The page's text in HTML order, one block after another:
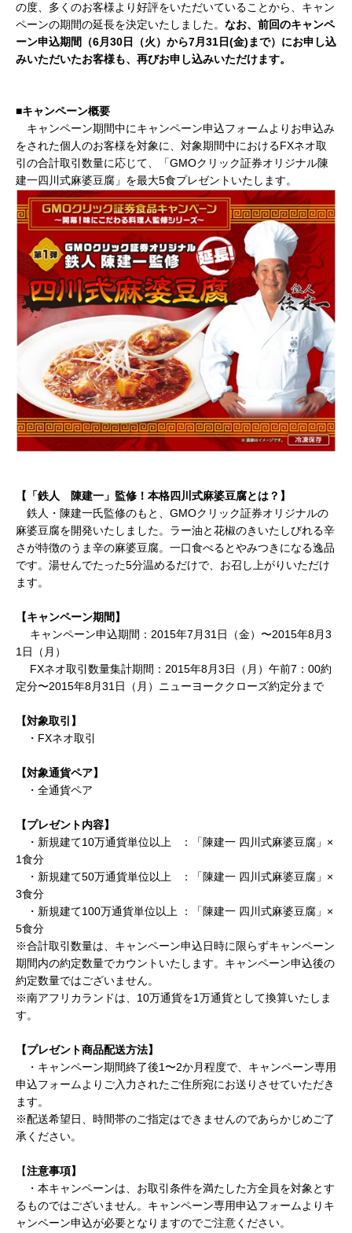
の度、多くのお客様より好評をいただいていることから、キャン
ペーンの期間の延長を決定いたしました。 なお、前回のキャンペ
ーン申込期間（6月30日（火）から7月31日(金)まで）にお申し込
みいただいたお客様も、再びお申し込みいただけます。
■キャンペーン概要
キャンペーン期間中にキャンペーン申込フォームよりお申込み
をされた個人のお客様を対象に、対象期間中におけるFXネオ取
引の合計取引数量に応じて、「GMOクリック証券オリジナル陳
建一四川式麻婆豆腐」を最大5食プレゼントいたします。
【「鉄人 陳建一」監修！本格四川式麻婆豆腐とは？】
鉄人・陳建一氏監修のもと、 GMOクリック証券オリジナルの
麻婆豆腐を開発いたしました。ラー油と花椒のきいたしびれる辛
さが特徴のうま辛の麻婆豆腐。一口食べるとやみつきになる逸品
です。湯せんでたった5分温めるだけで、お召し上がりいただけ
ます。
【キャンペーン期間】
キャンペーン申込期間： 2015年7月31日（金）〜2015年8月3
1日（月）
FXネオ取引数量集計期間： 2015年8月3日（月）午前7：00約
定分〜2015年8月31日（月）ニューヨーククローズ約定分まで
【対象取引】
・ FXネオ取引
【対象通貨ペア】
・ 全通貨ペア
【プレゼント内容】
・ 新規建て10万通貨単位以上
：「陳建一 四川式麻婆豆腐」×
1食分
・ 新規建て50万通貨単位以上
：「陳建一 四川式麻婆豆腐」×
3食分
・ 新規建て100万通貨単位以上 ：「陳建一 四川式麻婆豆腐」×
5食分
※合計取引数量は、キャンペーン申込日時に限らずキャンペーン
期間内の約定数量でカウントいたします。キャンペーン申込後の
約定数量ではございません。
※南アフリカランドは、 10万通貨を1万通貨として換算いたしま
す。
【プレゼント商品配送方法】
・キャンペーン期間終了後1〜2か月程度で、キャンペーン専用
申込フォームよりご入力されたご住所宛にお送りさせていただき
ます。
※配送希望日、時間帯のご指定はできませんのであらかじめご了
承ください。
【注意事項】
・ 本キャンペーンは、お取引条件を満たした方全員を対象とす
るものではございません。キャンペーン専用申込フォームよりキ
ャンペーン申込が必要となりますのでご注意ください。